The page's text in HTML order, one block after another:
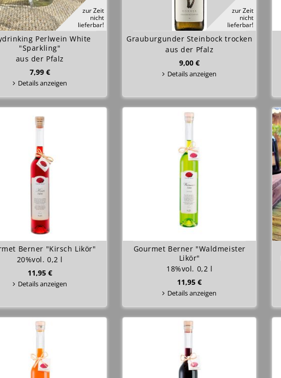
zur Zeit
nicht
lieferbar!
Perlwein White
"Sparkling"
aus der Pfalz
7,99 €
Details anzeigen
zur Zeit
nicht
lieferbar!
Grauburgunder Steinbock trocken
aus der Pfalz
9,00 €
Details anzeigen
Berner "Kirsch Likör"
20%vol. 0,2 l
11,95 €
Details anzeigen
Gourmet Berner "Waldmeister
Likör"
18%vol. 0,2 l
11,95 €
Details anzeigen